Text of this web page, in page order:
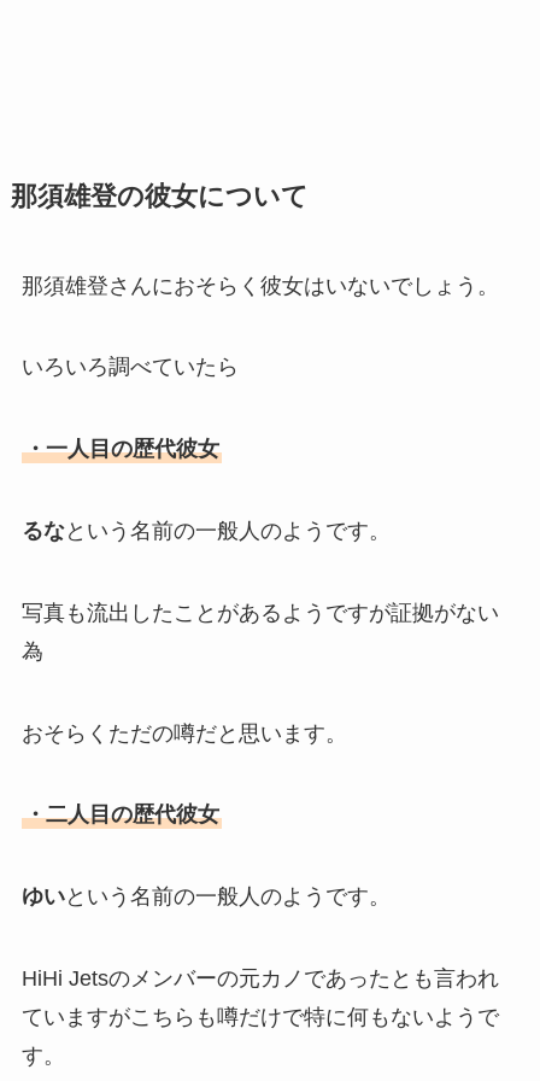
那須雄登の彼女について
那須雄登さんにおそらく彼女はいないでしょう。
いろいろ調べていたら
・一人目の歴代彼女
るなという名前の一般人のようです。
写真も流出したことがあるようですが証拠がない
為
おそらくただの噂だと思います。
・二人目の歴代彼女
ゆいという名前の一般人のようです。
HiHi Jetsのメンバーの元カノであったとも言われ
ていますがこちらも噂だけで特に何もないようで
す。